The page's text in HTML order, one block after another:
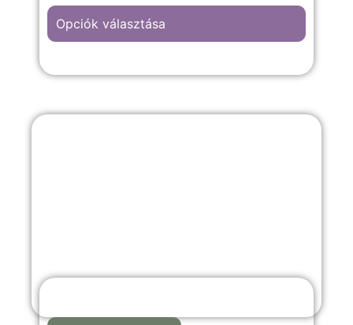
Már könyv formátumban is elérhető !
Opciók választása